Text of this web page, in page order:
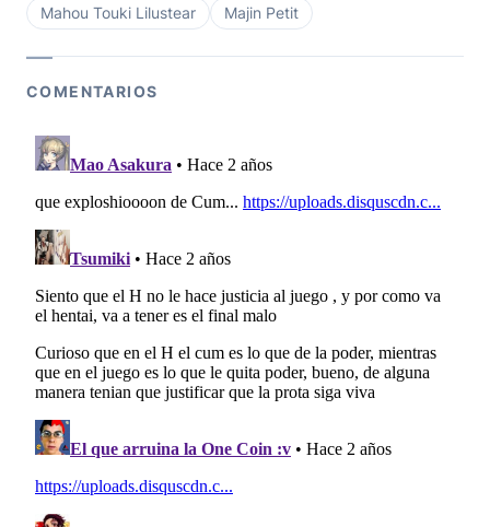
Mahou Touki Lilustear Majin Petit
COMENTARIOS